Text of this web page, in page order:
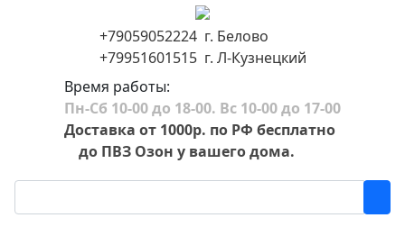
+79059052224 г. Белово
+79951601515 г. Л-Кузнецкий
Время работы:
Пн-Сб 10-00 до 18-00. Вс 10-00 до 17-00
Доставка от 1000р. по РФ бесплатно
до ПВЗ Озон у вашего дома.